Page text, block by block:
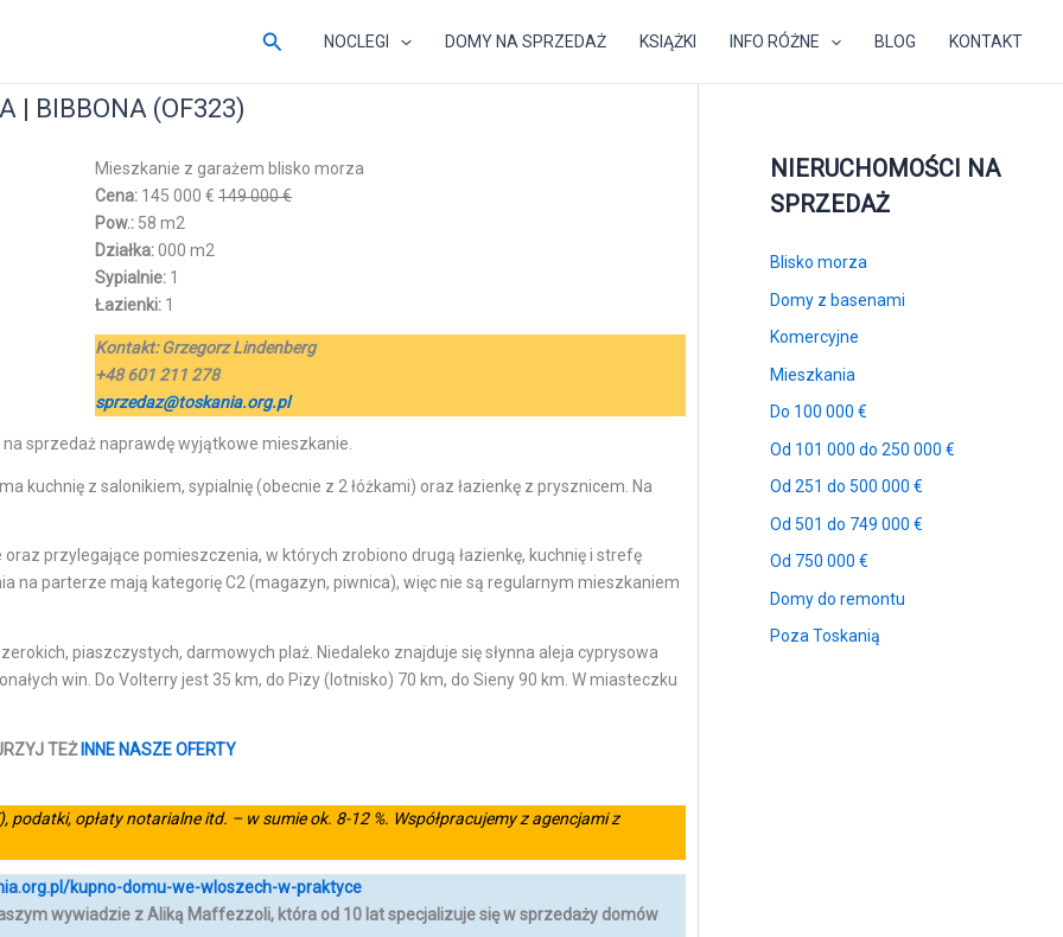
SzukajNOCLEGI DOMY NA SPRZEDAŻ KSIĄŻKI INFO RÓŻNE BLOG KONTAKT
| BIBBONA (OF323)
Mieszkanie z garażem blisko morza
Cena: 145 000 €149 000 €
Pow.: 58 m2
Działka:000 m2
Sypialnie: 1
Łazienki: 1
Kontakt:Grzegorz Lindenberg
+48 601 211 278
sprzedaz@toskania.org.pl
sprzedaż naprawdę wyjątkowe mieszkanie.
kuchnię z salonikiem, sypialnię (obecnie z 2 łóżkami) oraz łazienkę z prysznicem. Na
przylegające pomieszczenia, w których zrobiono drugą łazienkę, kuchnię i strefę
na parterze mają kategorię C2 (magazyn, piwnica), więc nie są regularnym mieszkaniem
piaszczystych, darmowych plaż. Niedaleko znajduje się słynna aleja cyprysowa
win. Do Volterry jest 35 km, do Pizy (lotnisko) 70 km, do Sieny 90 km. W miasteczku
TEŻINNE NASZE OFERTY
podatki, opłaty notarialne itd. – w sumie ok. 8-12 %. Współpracujemy z agencjami z
kupno-domu-we-wloszech-w-praktyce
wywiadzie z Aliką Maffezzoli, która od 10 lat specjalizuje się w sprzedaży domów
NIERUCHOMOŚCI NA
SPRZEDAŻ
Blisko morza
Domy z basenami
Komercyjne
Mieszkania
Do 100 000 €
Od 101 000 do 250 000 €
Od 251 do 500 000 €
Od 501 do 749 000 €
Od 750 000 €
Domy do remontu
Poza Toskanią